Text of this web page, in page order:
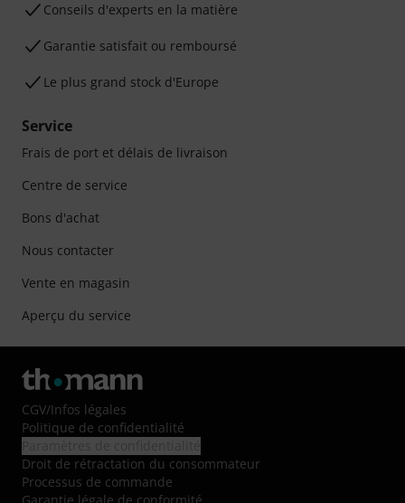
Conseils d'experts en la matière
Garantie satisfait ou remboursé
Le plus grand stock d'Europe
Service
Frais de port et délais de livraison
Centre de service
Bons d'achat
Nous contacter
Vente en magasin
Aperçu du service
CGV/Infos légales
Politique de confidentialité
Droit de rétractation du consommateur
Processus de commande